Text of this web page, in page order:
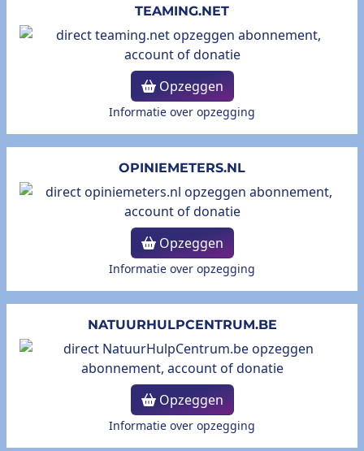
TEAMING.NET
Opzeggen
Informatie over opzegging
OPINIEMETERS.NL
Opzeggen
Informatie over opzegging
NATUURHULPCENTRUM.BE
Opzeggen
Informatie over opzegging